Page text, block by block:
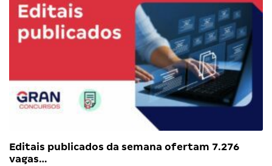
Editais publicados da semana ofertam 7.276
vagas…